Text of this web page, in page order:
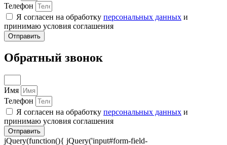
Телефон
Я согласен на обработку персональных данных и
принимаю условия соглашения
Отправить
Обратный звонок
Имя
Телефон
Я согласен на обработку персональных данных и
принимаю условия соглашения
Отправить
jQuery(function(){ jQuery('input#form-field-